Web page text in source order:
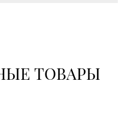
ТОВАРЫ